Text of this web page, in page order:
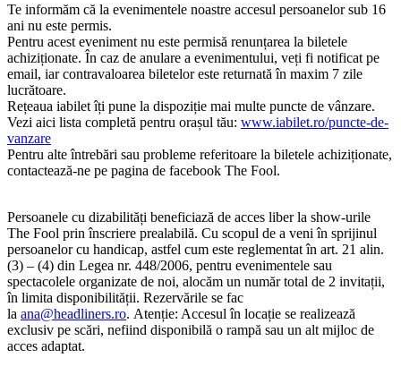
Te informăm că la evenimentele noastre accesul persoanelor sub 16
ani nu este permis.
Pentru acest eveniment nu este permisă renunțarea la biletele
achiziționate. În caz de anulare a evenimentului, veți fi notificat pe
email, iar contravaloarea biletelor este returnată în maxim 7 zile
lucrătoare.
Rețeaua iabilet îți pune la dispoziție mai multe puncte de vânzare.
Vezi aici lista completă pentru orașul tău: www.iabilet.ro/puncte-de-
vanzare
Pentru alte întrebări sau probleme referitoare la biletele achiziționate,
contactează-ne pe pagina de facebook The Fool.
Persoanele cu dizabilități beneficiază de acces liber la show-urile
The Fool prin înscriere prealabilă. Cu scopul de a veni în sprijinul
persoanelor cu handicap, astfel cum este reglementat în art. 21 alin.
(3) – (4) din Legea nr. 448/2006, pentru evenimentele sau
spectacolele organizate de noi, alocăm un număr total de 2 invitații,
în limita disponibilității. Rezervările se fac
la ana@headliners.ro. Atenție: Accesul în locație se realizează
exclusiv pe scări, nefiind disponibilă o rampă sau un alt mijloc de
acces adaptat.